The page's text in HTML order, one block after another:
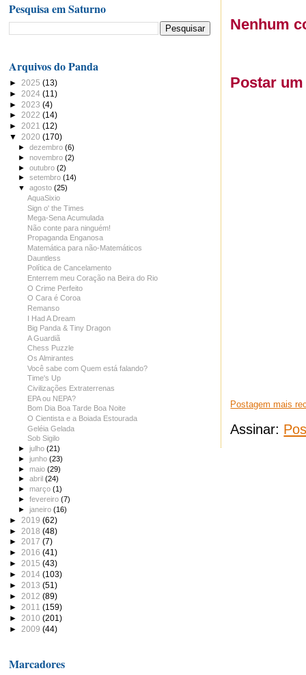
Nenhum
Postar
Postagem mais
Assinar:
Pesquisa em Saturno
Arquivos do Panda
► 2025 (13)
► 2024 (11)
► 2023 (4)
► 2022 (14)
► 2021 (12)
▼ 2020 (170)
►dezembro(6)
►novembro(2)
►outubro(2)
►setembro(14)
▼agosto(25)
AquaSixio
Sign o' the Times
Mega-Sena Acumulada
Não conte para ninguém!
Propaganda Enganosa
Matemática para não-Matemáticos
Dauntless
Política de Cancelamento
Enterrem meu Coração na Beira do Rio
O Crime Perfeito
O Cara é Coroa
Remanso
I Had A Dream
Big Panda & Tiny Dragon
A Guardiã
Chess Puzzle
Os Almirantes
Você sabe com Quem está falando?
Time's Up
Civilizações Extraterrenas
EPA ou NEPA?
Bom Dia Boa Tarde Boa Noite
O Cientista e a Boiada Estourada
Geléia Gelada
Sob Sigilo
►julho(21)
►junho(23)
►maio(29)
►abril(24)
►março(1)
►fevereiro(7)
►janeiro(16)
► 2019 (62)
► 2018 (48)
► 2017 (7)
► 2016 (41)
► 2015 (43)
► 2014 (103)
► 2013 (51)
► 2012 (89)
► 2011 (159)
► 2010 (201)
► 2009 (44)
Marcadores